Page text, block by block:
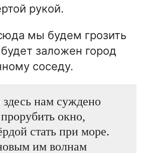
рукой.
мы будем грозить
заложен город
соседу.
нам суждено
окно,
стать при море.
им волнам